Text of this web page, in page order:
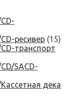
ресивер (15)
транспорт
SACD-
дека